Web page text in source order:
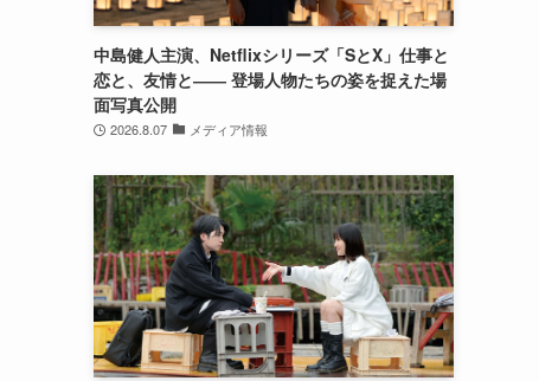
中島健人主演、Netflixシリーズ「SとX」仕事と
恋と、友情と―― 登場人物たちの姿を捉えた場
面写真公開
2026.8.07 メディア情報